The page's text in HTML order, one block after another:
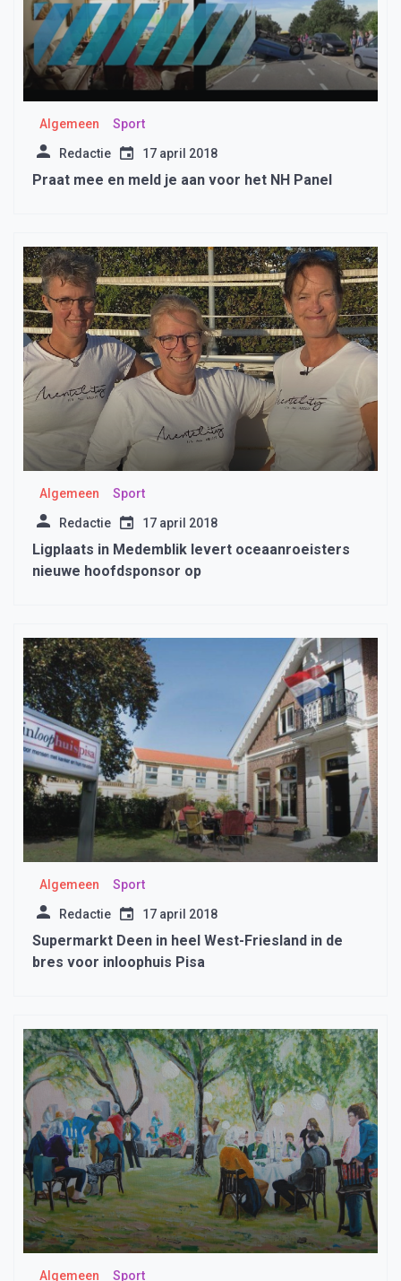
Algemeen Sport
Redactie 17 april 2018
Praat mee en meld je aan voor het NH Panel
Algemeen Sport
Redactie 17 april 2018
Ligplaats in Medemblik levert oceaanroeisters
nieuwe hoofdsponsor op
Algemeen Sport
Redactie 17 april 2018
Supermarkt Deen in heel West-Friesland in de
bres voor inloophuis Pisa
Algemeen Sport